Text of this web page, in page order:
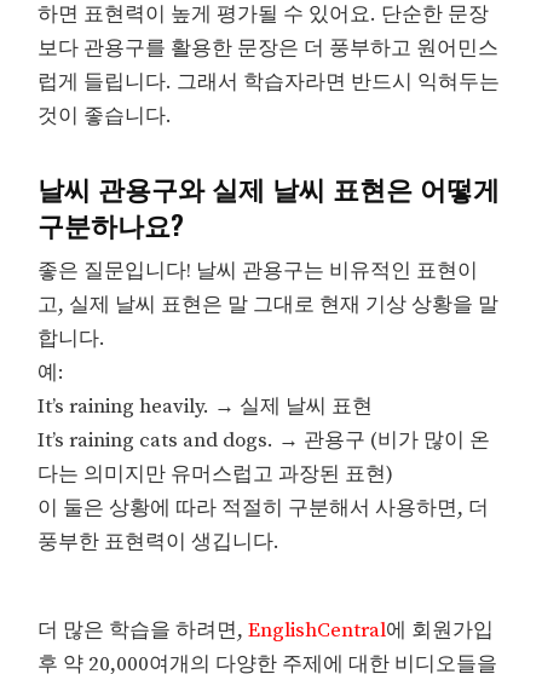
하면 표현력이 높게 평가될 수 있어요. 단순한 문장
보다 관용구를 활용한 문장은 더 풍부하고 원어민스
럽게 들립니다. 그래서 학습자라면 반드시 익혀두는
것이 좋습니다.
날씨 관용구와 실제 날씨 표현은 어떻게
구분하나요?
좋은 질문입니다! 날씨 관용구는 비유적인 표현이
고, 실제 날씨 표현은 말 그대로 현재 기상 상황을 말
합니다.
예:
It’s raining heavily. → 실제 날씨 표현
It’s raining cats and dogs. → 관용구 (비가 많이 온
다는 의미지만 유머스럽고 과장된 표현)
이 둘은 상황에 따라 적절히 구분해서 사용하면, 더
풍부한 표현력이 생깁니다.
더 많은 학습을 하려면,EnglishCentral에 회원가입
후 약 20,000여개의 다양한 주제에 대한 비디오들을